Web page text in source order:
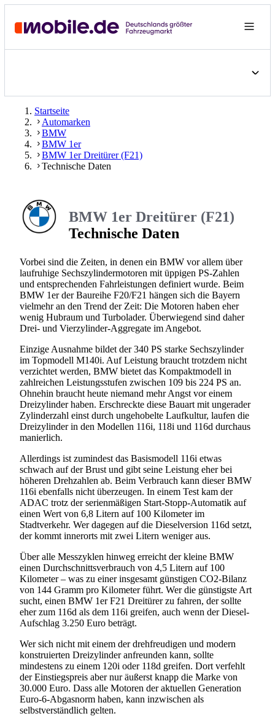
Startseite
Automarken
BMW
BMW 1er
BMW 1er Dreitürer (F21)
Technische Daten
BMW 1er Dreitürer (F21)
Technische Daten
Vorbei sind die Zeiten, in denen ein BMW vor allem über
laufruhige Sechszylindermotoren mit üppigen PS-Zahlen
und entsprechenden Fahrleistungen definiert wurde. Beim
BMW 1er der Baureihe F20/F21 hängen sich die Bayern
vielmehr an den Trend der Zeit: Die Motoren haben eher
wenig Hubraum und Turbolader. Überwiegend sind daher
Drei- und Vierzylinder-Aggregate im Angebot.
Einzige Ausnahme bildet der 340 PS starke Sechszylinder
im Topmodell M140i. Auf Leistung braucht trotzdem nicht
verzichtet werden, BMW bietet das Kompaktmodell in
zahlreichen Leistungsstufen zwischen 109 bis 224 PS an.
Ohnehin braucht heute niemand mehr Angst vor einem
Dreizylinder haben. Erschreckte diese Bauart mit ungerader
Zylinderzahl einst durch ungehobelte Laufkultur, laufen die
Dreizylinder in den Modellen 116i, 118i und 116d durchaus
manierlich.
Allerdings ist zumindest das Basismodell 116i etwas
schwach auf der Brust und gibt seine Leistung eher bei
höheren Drehzahlen ab. Beim Verbrauch kann dieser BMW
116i ebenfalls nicht überzeugen. In einem Test kam der
ADAC trotz der serienmäßigen Start-Stopp-Automatik auf
einen Wert von 6,8 Litern auf 100 Kilometer im
Stadtverkehr. Wer dagegen auf die Dieselversion 116d setzt,
der kommt innerorts mit zwei Litern weniger aus.
Über alle Messzyklen hinweg erreicht der kleine BMW
einen Durchschnittsverbrauch von 4,5 Litern auf 100
Kilometer – was zu einer insgesamt günstigen CO2-Bilanz
von 144 Gramm pro Kilometer führt. Wer die günstigste Art
sucht, einen BMW 1er F21 Dreitürer zu fahren, der sollte
eher zum 116d als dem 116i greifen, auch wenn der Diesel-
Aufschlag 3.250 Euro beträgt.
Wer sich nicht mit einem der drehfreudigen und modern
konstruierten Dreizylinder anfreunden kann, sollte
mindestens zu einem 120i oder 118d greifen. Dort verfehlt
der Einstiegspreis aber nur äußerst knapp die Marke von
30.000 Euro. Dass alle Motoren der aktuellen Generation
Euro-6-Abgasnorm haben, kann inzwischen als
selbstverständlich gelten.